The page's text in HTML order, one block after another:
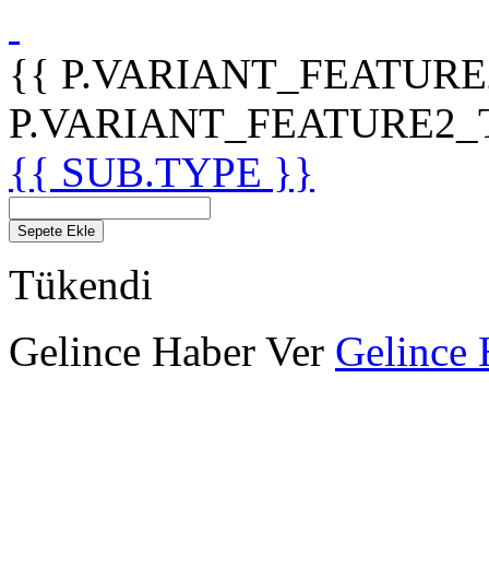
{{
{{ SUB.TYPE }}
Sepete Ekle
Tükendi
Gelince Haber Ver Gelince